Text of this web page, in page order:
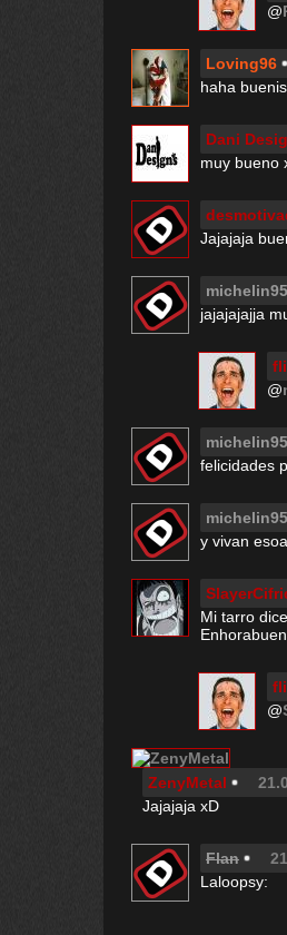
@
Loving96
haha
Dani
muy bueno
Jajajaja
michelin95
jajajajajja
@
michelin95
felicidades
michelin95
y vivan
Mi tarro
@
ZenyMetal
Jajajaja xD
Flan
Laloopsy: